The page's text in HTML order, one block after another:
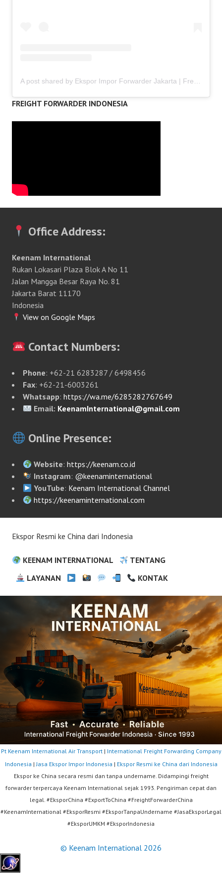
A post shared by Ekspor Impor Forwarder Jakarta | Freight Forwarding Indonesia (@keenamid)
FREIGHT FORWARDER INDONESIA
Office Address:
Keenam International
Rukan Lokasari Plaza Blok A No 11
Jalan Mangga Besar Raya No. 81
Jakarta Barat 11170
Indonesia
View on Google Maps
Contact Numbers:
Phone: +62-21 6283287 / 6498456
Fax: +62-21-6003261
Whatsapp: https://wa.me/6285282767649
Email: KeenamInternational@gmail.com
Online Presence:
Website:https://keenam.co.id
Instagram: @keenaminternational
YouTube: Keenam International Channel
https://keenaminternational.com
Ekspor Resmi ke China dari Indonesia
KEENAM INTERNATIONAL
TENTANG
LAYANAN
KONTAK
Pt Keenam International Air Transport| International Freight Forwarding Company
Indonesia | Jasa Ekspor Impor Indonesia | Ekspor Resmi ke China dari Indonesia
Ekspor ke China secara resmi dan tanpa undername. Didampingi freight
forwarder terpercaya Keenam International sejak 1993. Pengiriman cepat dan
legal. #EksporChina #ExportToChina #FreightForwarderChina
#KeenamInternational #EksporResmi #EksporTanpaUndername #JasaEksporLegal
#EksporUMKM #EksporIndonesia
© Keenam International 2026